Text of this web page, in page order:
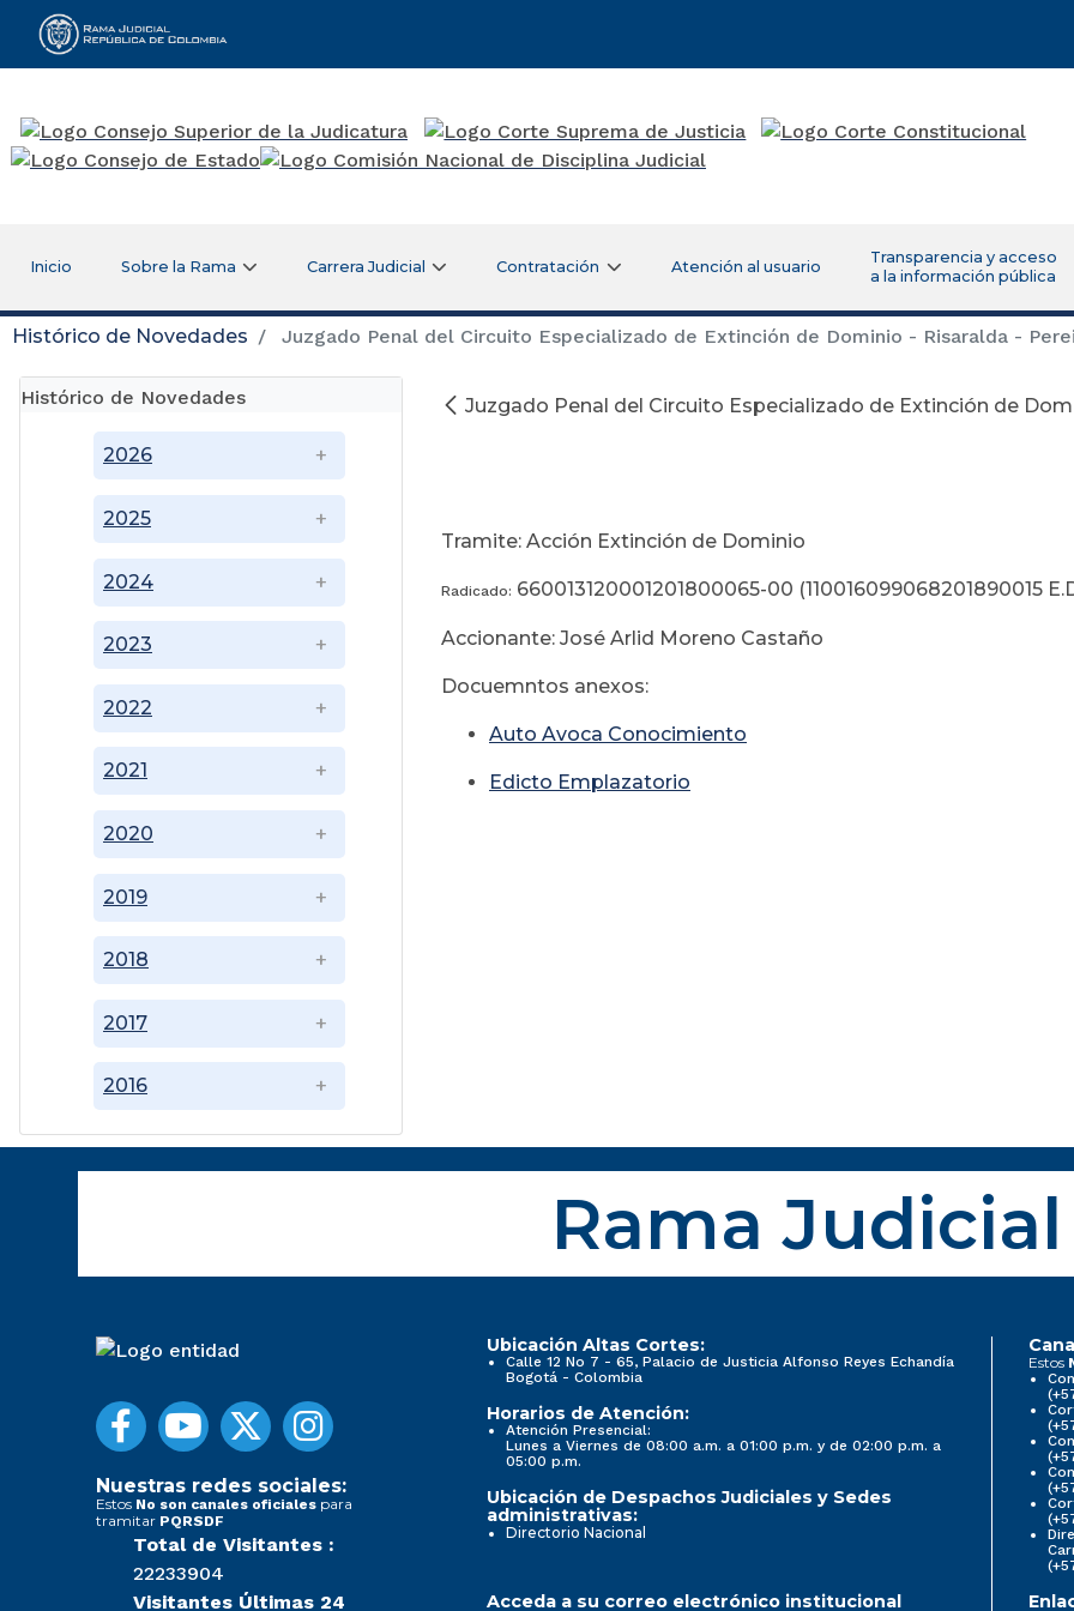
Rama Judicial
Inicio Sobre la Rama Carrera Judicial Contratación Atención al usuario
Transparencia y acceso
a la información pública
Histórico de Novedades Juzgado Penal del Circuito Especializado de Extinción de Dominio - Risaralda -
Histórico de Novedades
2016
2017
2018
2019
2020
2021
2022
2023
2024
2025
2026
Juzgado Penal del Circuito Especializado de Extinción de
Tramite: Acción Extinción de Dominio
Radicado: 660013120001201800065-00 (110016099068201890015
Accionante: José Arlid Moreno Castaño
Docuemntos anexos:
Auto Avoca Conocimiento
Edicto Emplazatorio
Rama Judicial
Nuestras redes sociales:
Estos No son canales oficiales para
tramitar PQRSDF
Total de Visitantes :
22233904
Visitantes Últimas 24
Ubicación Altas Cortes:
Calle 12 No 7 - 65, Palacio de Justicia Alfonso Reyes Echandía
Bogotá - Colombia
Horarios de Atención:
Atención Presencial:
Lunes a Viernes de 08:00 a.m. a 01:00 p.m. y de 02:00 p.m. a
05:00 p.m.
Ubicación de Despachos Judiciales y Sedes
administrativas:
Directorio Nacional
Estos
Acceda a su correo electrónico institucional